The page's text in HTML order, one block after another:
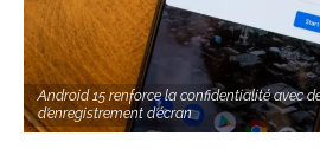
Android 15 renforce la confidentialité avec
d’enregistrement d’écran